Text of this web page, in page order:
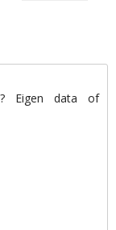
Eigen data of